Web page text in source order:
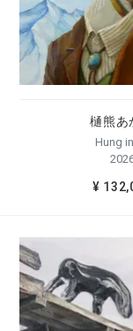
樋熊あ
Hung
¥